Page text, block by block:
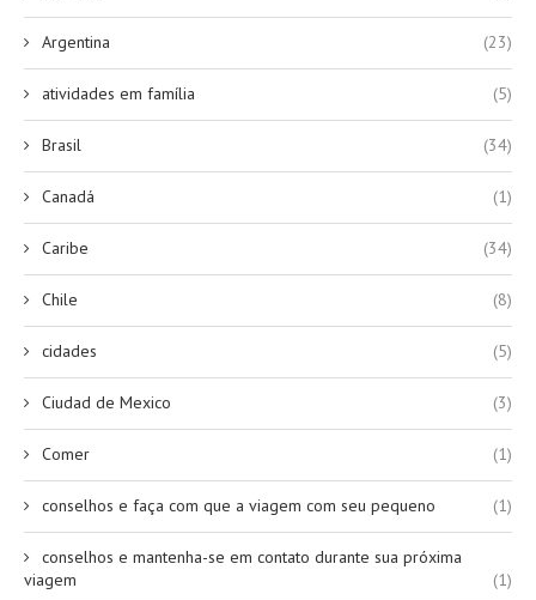
Argentina (23)
atividades em família (5)
Brasil (34)
Canadá (1)
Caribe (34)
Chile (8)
cidades (5)
Ciudad de Mexico (3)
Comer (1)
conselhos e faça com que a viagem com seu pequeno (1)
conselhos e mantenha-se em contato durante sua próxima
viagem
(1)